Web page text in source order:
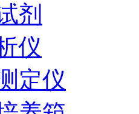
剂
仪
定仪